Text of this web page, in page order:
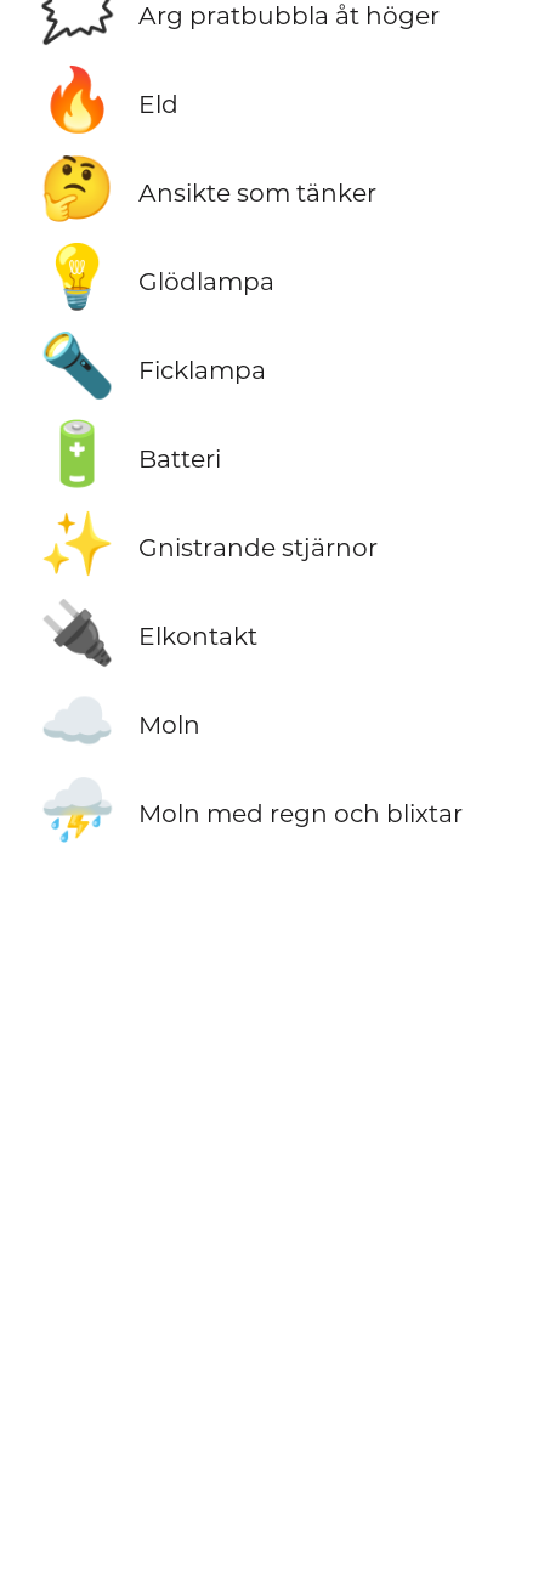
Arg pratbubbla åt höger
🔥 Eld
🤔 Ansikte som tänker
💡 Glödlampa
🔦 Ficklampa
🔋 Batteri
✨ Gnistrande stjärnor
🔌 Elkontakt
☁️ Moln
⛈️ Moln med regn och blixtar